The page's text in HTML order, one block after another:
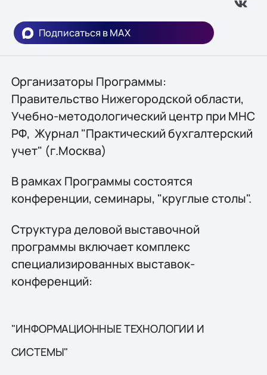
Подписаться в MAX
Организаторы Программы:
Правительство Нижегородской области,
Учебно-методологический центр при МНС
РФ, Журнал "Практический бухгалтерский
учет" (г.Москва)
В рамках Программы состоятся
конференции, семинары, "круглые столы".
Структура деловой выставочной
программы включает комплекс
специализированных выставок-
конференций:
"ИНФОРМАЦИОННЫЕ ТЕХНОЛОГИИ И
СИСТЕМЫ"